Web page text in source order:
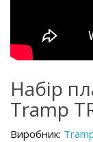
Набір
Tramp
Виробник: